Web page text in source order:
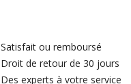
Satisfait ou remboursé
Droit de retour de 30 jours
Des experts à votre service